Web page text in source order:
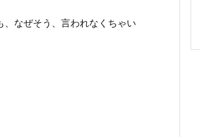
なぜそう、言われなくちゃい